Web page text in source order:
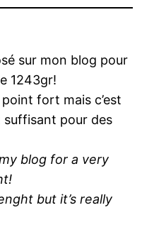
sur mon blog pour
1243gr!
fort mais c’est
suffisant pour des
blog for a very
but it’s really